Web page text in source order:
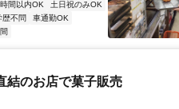
間以内OK
土日祝のみOK
歴不問
車通勤OK
結のお店で菓子販売